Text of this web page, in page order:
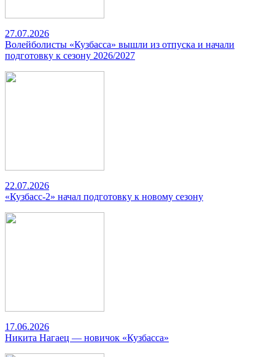
27.07.2026
Волейболисты «Кузбасса» вышли из отпуска и начали
подготовку к сезону 2026/2027
22.07.2026
«Кузбасс-2» начал подготовку к новому сезону
17.06.2026
Никита Нагаец — новичок «Кузбасса»